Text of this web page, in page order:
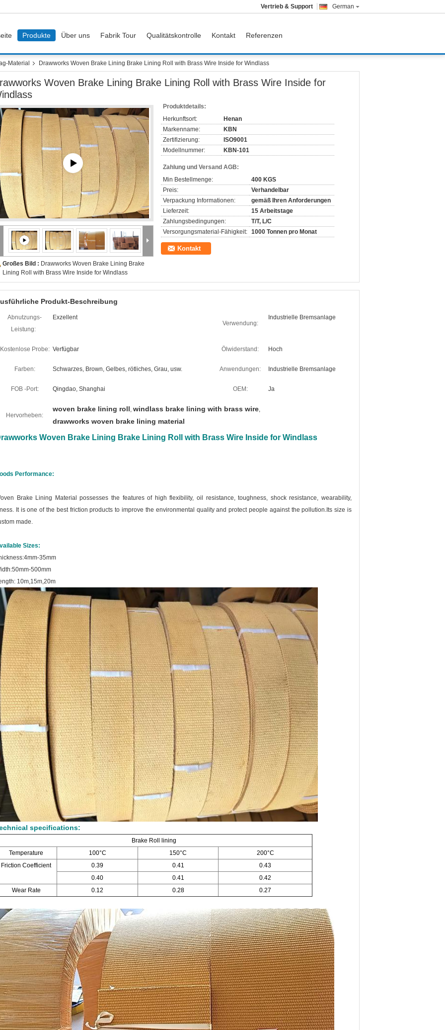
German
Vertrieb & Support
Produkte Über uns Fabrik Tour Qualitätskontrolle Kontakt Referenzen
Material Drawworks Woven Brake Lining Brake Lining Roll with Brass Wire Inside for Windlass
Woven Brake Lining Brake Lining Roll with Brass Wire Inside for
Großes Bild : Drawworks Woven Brake Lining Brake
Lining Roll with Brass Wire Inside for Windlass
Produktdetails:
Herkunftsort:
Henan
Markenname:
KBN
Zertifizierung:
ISO9001
Modellnummer:
KBN-101
Zahlung und Versand AGB:
Min Bestellmenge:
400 KGS
Preis:
Verhandelbar
Verpackung Informationen:
gemäß Ihren Anforderungen
Lieferzeit:
15 Arbeitstage
Zahlungsbedingungen:
T/T, L/C
Versorgungsmaterial-Fähigkeit: 1000 Tonnen pro Monat
Kontakt
Produkt-Beschreibung
Abnutzungs-
Leistung:
Exzellent
Verwendung:
Industrielle Bremsanlage
Kostenlose Probe: Verfügbar Ölwiderstand: Hoch
Farben: Schwarzes, Brown, Gelbes, rötliches, Grau, usw. Anwendungen: Industrielle Bremsanlage
FOB -Port: Qingdao, Shanghai OEM: Ja
Hervorheben:
woven brake lining roll, windlass brake lining with brass wire,
drawworks woven brake lining material
Woven Brake Lining Brake Lining Roll with Brass Wire Inside for Windlass
Performance:
Brake Lining Material possesses the features of high flexibility, oil resistance, toughness, shock resistance, wearability,
. It is one of the best friction products to improve the environmental quality and protect people against the pollution. Its size is
made.
Sizes:
35mm
500mm
10m,15m,20m
specifications:
Brake Roll lining
Temperature
100°C 150°C
200°C
Friction Coefficient
0.39 0.41
0.43
0.40
0.41
0.42
Wear Rate
0.12 0.28 0.27